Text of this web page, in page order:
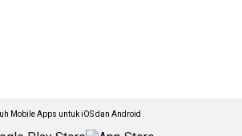
Mobile Apps untuk iOS dan Android